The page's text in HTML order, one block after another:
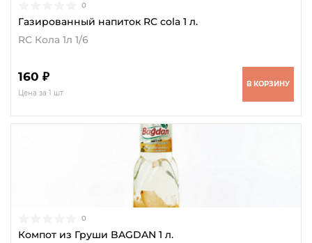
0
Газированный напиток RC cola 1 л.
RC Кола 1л 1/6
160 ₽
Цена за 1 шт
В КОРЗИНУ
0
Компот из Груши BAGDAN 1 л.